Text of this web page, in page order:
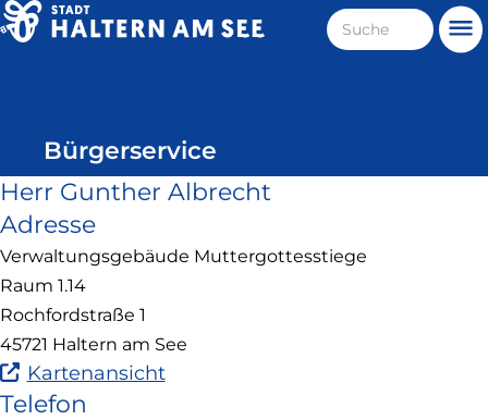
Direkt
zum
Suche
Bürgerservice
Herr Gunther Albrecht
Adresse
Verwaltungsgebäude Muttergottesstiege
Raum 1.14
Rochfordstraße 1
45721 Haltern am See
Kartenansicht(Link
Telefon